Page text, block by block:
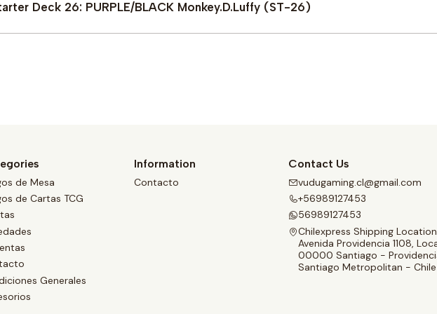
Deck 26: PURPLE/BLACK Monkey.D.Luffy (ST-26)
de Mesa
de Cartas TCG
Generales
Information
Contacto
Contact Us
vudugaming.cl@gmail.com
+56989127453
56989127453
Chilexpress Shipping Location
Avenida Providencia 1108,
00000 Santiago -
Santiago Metropolitan - Chile